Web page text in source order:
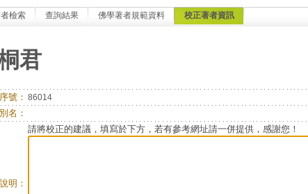
檢索 查詢結果 佛學著者規範資料 校正著者資訊
君
序號： 86014
別名：
說明：
請將校正的建議，填寫於下方，若有參考網址請一併提供，感謝您！